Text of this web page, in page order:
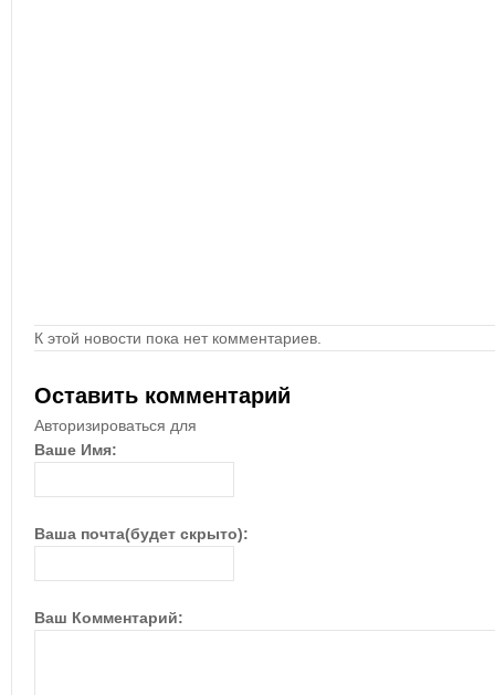
К этой новости пока нет комментариев.
Оставить комментарий
Авторизироваться для
Ваше Имя:
Ваша почта(будет скрыто):
Ваш Комментарий: